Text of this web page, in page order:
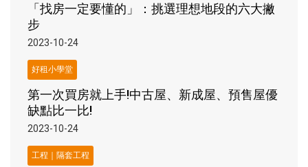
「找房一定要懂的」：挑選理想地段的六大撇
步
2023-10-24
好租小學堂
第一次買房就上手!中古屋、新成屋、預售屋優
缺點比一比!
2023-10-24
工程｜隔套工程